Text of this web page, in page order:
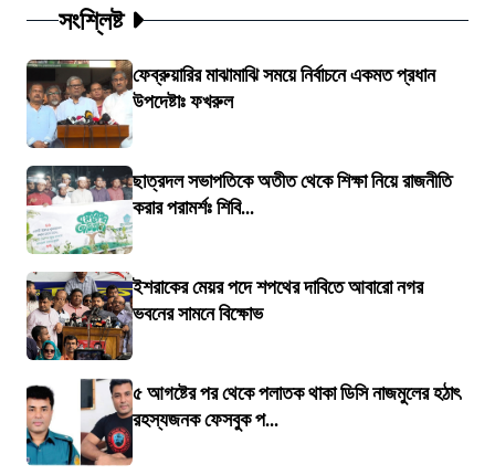
সংশ্লিষ্ট
ফেব্রুয়ারির মাঝামাঝি সময়ে নির্বাচনে একমত প্রধান
উপদেষ্টাঃ ফখরুল
ছাত্রদল সভাপতিকে অতীত থেকে শিক্ষা নিয়ে রাজনীতি
করার পরামর্শঃ শিবি...
ইশরাকের মেয়র পদে শপথের দাবিতে আবারো নগর
ভবনের সামনে বিক্ষোভ
৫ আগষ্টের পর থেকে পলাতক থাকা ডিসি নাজমুলের হঠাৎ
রহস্যজনক ফেসবুক প...